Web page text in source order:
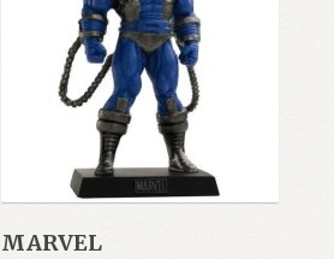
MARVEL